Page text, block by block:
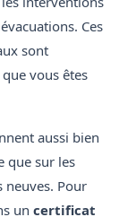
Ces
sont
vous êtes
aussi bien
que sur les
neuves. Pour
un certificat